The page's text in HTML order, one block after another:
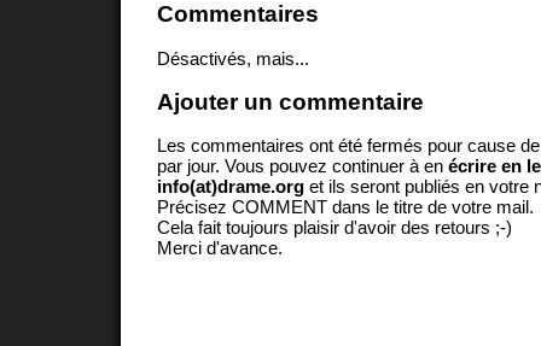
Commentaires
Désactivés, mais...
Ajouter un commentaire
Les commentaires ont été fermés pour cause
par jour. Vous pouvez continuer à en écrire en
info(at)drame.org et ils seront publiés en votre
Précisez COMMENT dans le titre de votre mail.
Cela fait toujours plaisir d'avoir des retours ;-)
Merci d'avance.